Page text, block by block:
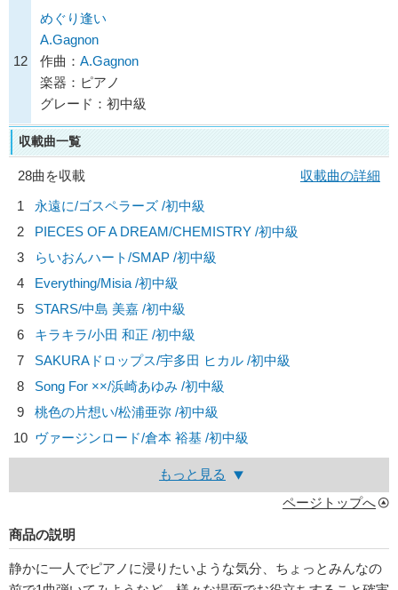
12
めぐり逢い
A.Gagnon
作曲： A.Gagnon
楽器：ピアノ
グレード：初中級
収載曲一覧
28曲を収載
収載曲の詳細
1
永遠に/ゴスペラーズ /初中級
2
PIECES OF A DREAM/CHEMISTRY /初中級
3
らいおんハート/SMAP /初中級
4
Everything/Misia /初中級
5
STARS/中島 美嘉 /初中級
6
キラキラ/小田 和正 /初中級
7
SAKURAドロップス/宇多田 ヒカル /初中級
8
Song For ××/浜崎あゆみ /初中級
9
桃色の片想い/松浦亜弥 /初中級
10 ヴァージンロード/倉本 裕基 /初中級
もっと見る
ページトップへ
商品の説明
静かに一人でピアノに浸りたいような気分、ちょっとみんなの